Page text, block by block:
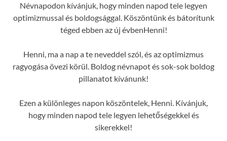
Névnapodon kívánjuk, hogy minden napod tele legyen
optimizmussal és boldogsággal. Köszöntünk és bátorítunk
téged ebben az új évbenHenni!
Henni, ma a nap a te neveddel szól, és az optimizmus
ragyogása övezi körül. Boldog névnapot és sok-sok boldog
pillanatot kívánunk!
Ezen a különleges napon köszöntelek, Henni. Kívánjuk,
hogy minden napod tele legyen lehetőségekkel és
sikerekkel!